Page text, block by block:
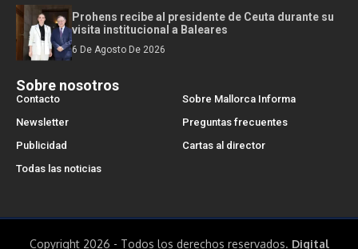
Prohens recibe al presidente de Ceuta durante su
visita institucional a Baleares
6 De Agosto De 2026
Sobre nosotros
Contacto
Sobre Mallorca Informa
Newsletter
Preguntas frecuentes
Publicidad
Cartas al director
Todas las noticias
Copyright 2026 - Todos los derechos reservados. Digital